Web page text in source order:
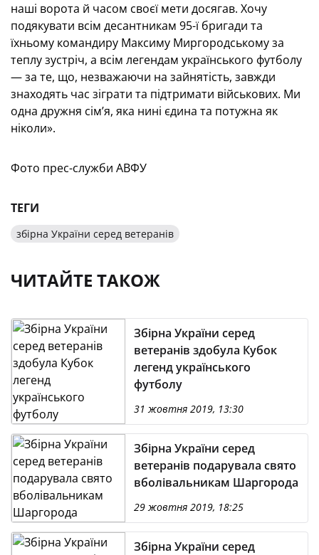
наші ворота й часом своєї мети досягав. Хочу
подякувати всім десантникам 95-ї бригади та
їхньому командиру Максиму Миргородському за
теплу зустріч, а всім легендам українського футболу
— за те, що, незважаючи на зайнятість, завжди
знаходять час зіграти та підтримати військових. Ми
одна дружня сім’я, яка нині єдина та потужна як
ніколи».
Фото прес-служби АВФУ
ТЕГИ
збірна України серед ветеранів
ЧИТАЙТЕ ТАКОЖ
Збірна України серед
ветеранів здобула Кубок
легенд українського
футболу
31 жовтня 2019, 13:30
Збірна України серед
ветеранів подарувала свято
вболівальникам Шаргорода
29 жовтня 2019, 18:25
Збірна України серед